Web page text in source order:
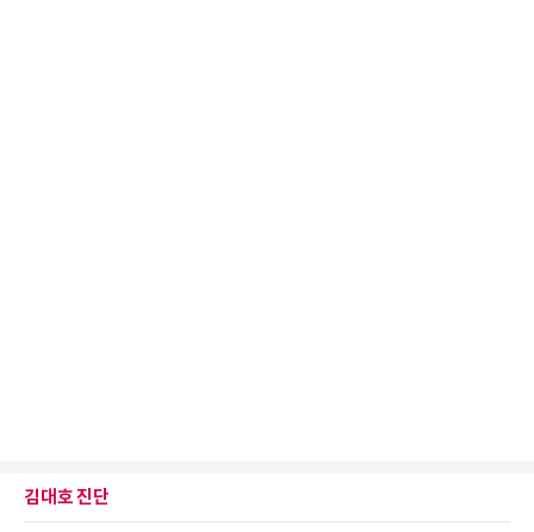
김대호 진단